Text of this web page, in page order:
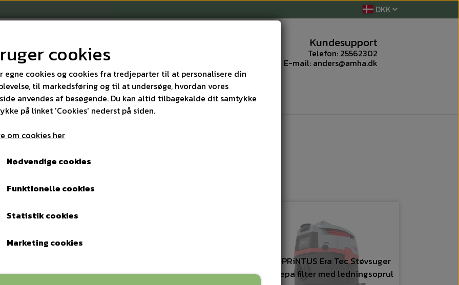
Kundesupport
Telefon: 25562302
E-mail: anders@amha.dk
KONTAKT
watt
SPRiNTUS Era Tec Støvsuger
Hepa filter med ledningsoprul
cookies
egne cookies og cookies fra tredjeparter til at personalisere din
til markedsføring og til at undersøge, hvordan vores
anvendes af besøgende. Du kan altid tilbagekalde dit samtykke
på linket 'Cookies' nederst på siden.
om cookies her
Nødvendige cookies
Funktionelle cookies
Statistik cookies
Marketing cookies